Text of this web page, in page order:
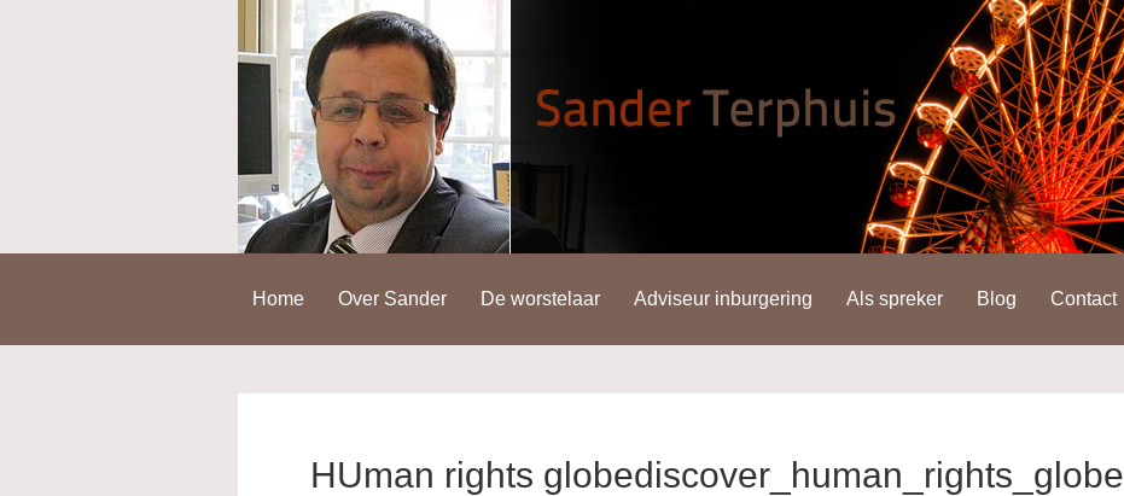
Home Over Sander De worstelaar Adviseur inburgering Als spreker Blog Contact
HUman rights globediscover_human_rights_globe